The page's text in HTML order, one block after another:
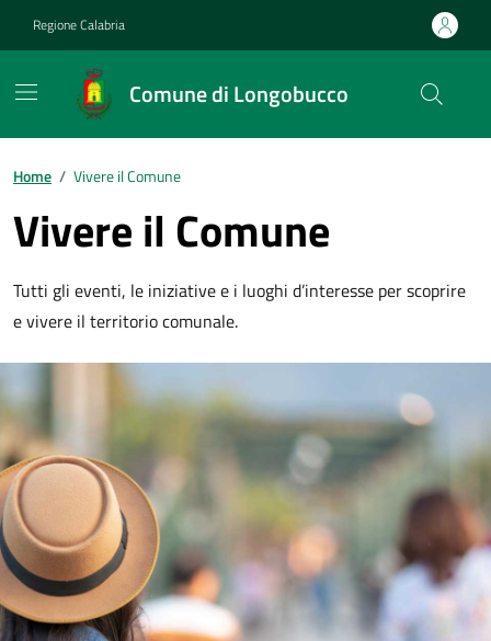
Regione Calabria
Comune di Longobucco
Home / Vivere il Comune
Vivere il Comune
Tutti gli eventi, le iniziative e i luoghi d’interesse per scoprire
e vivere il territorio comunale.